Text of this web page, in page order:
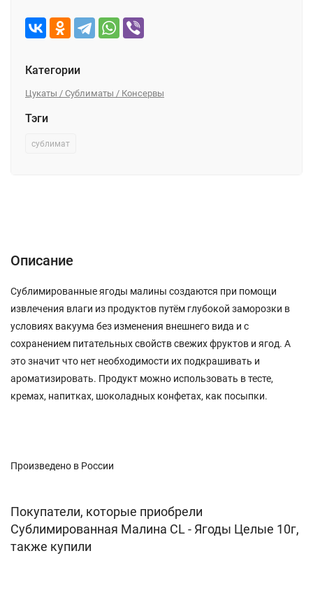
Категории
Цукаты / Сублиматы / Консервы
Тэги
сублимат
Описание
Сублимированные ягоды малины создаются при помощи
извлечения влаги из продуктов путём глубокой заморозки в
условиях вакуума без изменения внешнего вида и с
сохранением питательных свойств свежих фруктов и ягод. А
это значит что нет необходимости их подкрашивать и
ароматизировать. Продукт можно использовать в тесте,
кремах, напитках, шоколадных конфетах, как посыпки.
Произведено в России
Покупатели, которые приобрели
Сублимированная Малина CL - Ягоды Целые 10г,
также купили